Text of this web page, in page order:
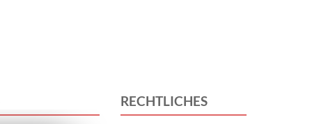
RECHTLICHES